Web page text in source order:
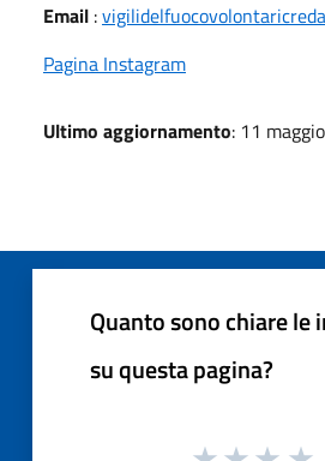
Email :
Pagina Instagram
Ultimo aggiornamento: 11
Quanto sono chiare le
su questa pagina?